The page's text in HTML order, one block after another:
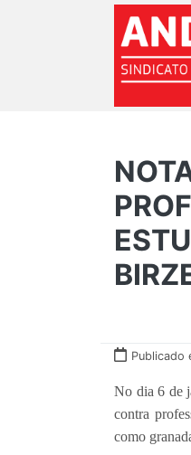
Publicado
No dia 6 de
contra
como